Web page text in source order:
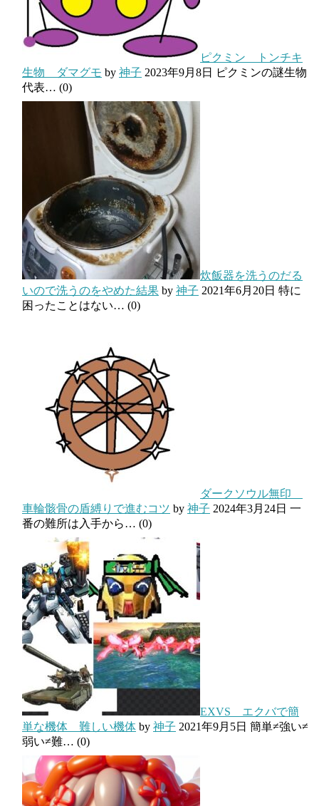
ピクミン トンチキ
生物 ダマグモ by 神子 2023年9月8日
ピクミンの謎生物
代表… (0)
炊飯器を洗うのだる
いので洗うのをやめた結果 by 神子 2021年6月20日 特に
困ったことはない… (0)
ダークソウル無印
車輪骸骨の盾縛りで進むコツ by 神子 2024年3月24日 一
番の難所は入手から… (0)
EXVS エクバで簡
単な機体 難しい機体 by 神子 2021年9月5日 簡単≠強い≠
弱い≠難… (0)